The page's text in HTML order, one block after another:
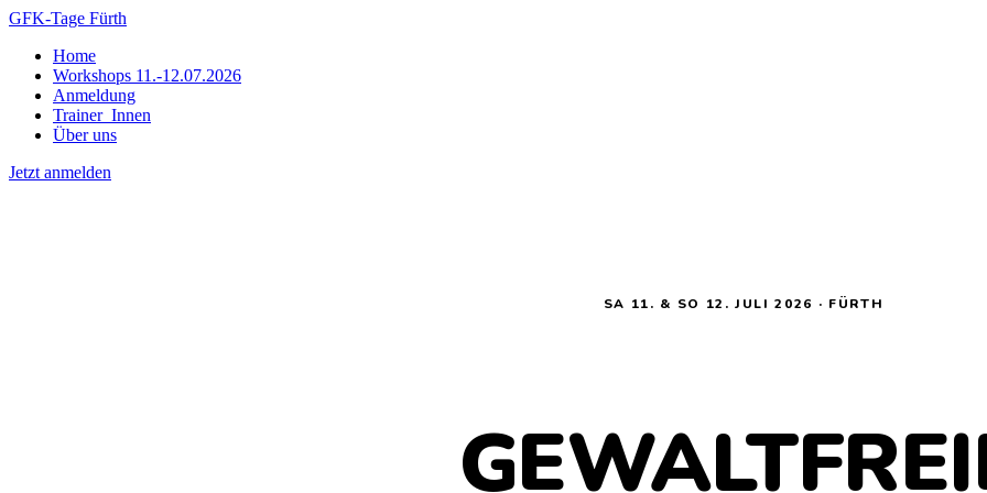
GFK-Tage Fürth
Home
Workshops 11.-12.07.2026
Anmeldung
Trainer_Innen
Über uns
Jetzt anmelden
SA 11. & SO 12. JULI 2026 · FÜRTH